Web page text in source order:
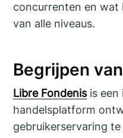
concurrenten en wat
van alle niveaus.
Begrijpen
Libre Fondenisis een
handelsplatform
gebruikerservaring